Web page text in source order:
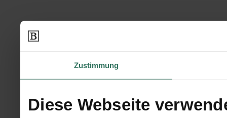
Zustimmung
Diese Webseite